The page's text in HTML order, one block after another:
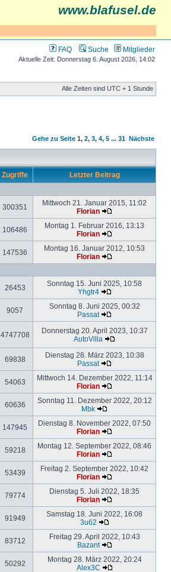
www.blafusel.de
FAQ Suche Mitglieder
Aktuelle Zeit: Donnerstag 6. August 2026, 14:02
Alle Zeiten sind UTC + 1 Stunde
Gehe zu Seite 1, 2, 3, 4, 5 ... 31 Nächste
Zugriffe Letzter Beitrag
300351
Mittwoch 21. Januar 2015, 11:02
Florian
106486
Montag 1. Februar 2016, 13:13
Florian
147536
Montag 16. Januar 2012, 10:53
Florian
26453
Sonntag 15. Juni 2025, 10:58
Yhgtr4
9057
Sonntag 8. Juni 2025, 00:32
Passat
4747708
Donnerstag 20. April 2023, 10:37
AutoVilla
69838
Dienstag 28. März 2023, 10:38
Passat
54063
Mittwoch 14. Dezember 2022, 11:14
Florian
60636
Sonntag 11. Dezember 2022, 20:12
Mbk
147945
Dienstag 8. November 2022, 07:50
Florian
59218
Montag 12. September 2022, 08:46
Florian
53439
Freitag 2. September 2022, 10:42
Florian
79774
Dienstag 5. Juli 2022, 18:35
Florian
91949
Samstag 18. Juni 2022, 16:08
3u62
83712
Freitag 29. April 2022, 10:43
Bazant
50292
Montag 28. März 2022, 20:24
Alex3C